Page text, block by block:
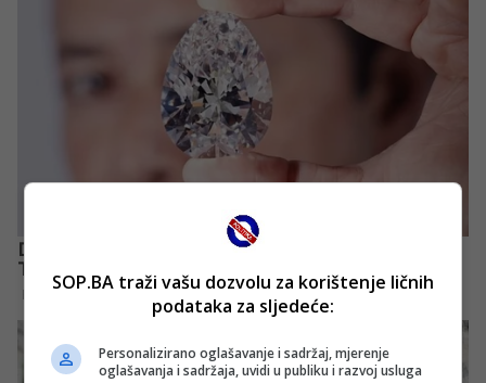
SOP.BA traži vašu dozvolu za korištenje ličnih
podataka za sljedeće:
Personalizirano oglašavanje i sadržaj, mjerenje
oglašavanja i sadržaja, uvidi u publiku i razvoj usluga